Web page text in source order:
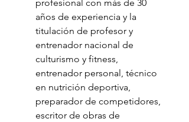
profesional con más de 30
años de experiencia y la
titulación de profesor y
entrenador nacional de
culturismo y fitness,
entrenador personal, técnico
en nutrición deportiva,
preparador de competidores,
escritor de obras de